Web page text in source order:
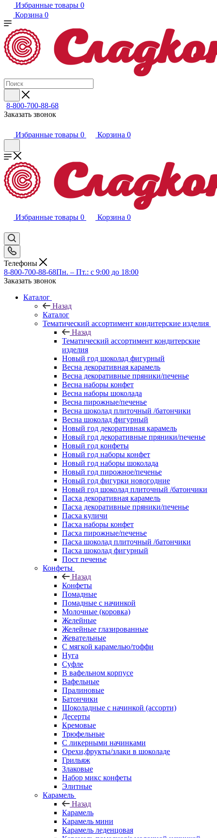
Избранные товары 0
Корзина 0
8-800-700-88-68
Заказать звонок
Избранные товары 0 Корзина 0
Избранные товары 0 Корзина 0
Телефоны
8-800-700-88-68Пн. – Пт.: с 9:00 до 18:00
Заказать звонок
Каталог
Назад
Каталог
Тематический ассортимент кондитерские изделия
Назад
Тематический ассортимент кондитерские
изделия
Новый год шоколад фигурный
Весна декоративная карамель
Весна декоративные пряники/печенье
Весна наборы конфет
Весна наборы шоколада
Весна пирожные/печенье
Весна шоколад плиточный /батончики
Весна шоколад фигурный
Новый год декоративная карамель
Новый год декоративные пряники/печенье
Новый год конфеты
Новый год наборы конфет
Новый год наборы шоколада
Новый год пирожное/печенье
Новый год фигурки новогодние
Новый год шоколад плиточный /батончики
Пасха декоративная карамель
Пасха декоративные пряники/печенье
Пасха куличи
Пасха наборы конфет
Пасха пирожные/печенье
Пасха шоколад плиточный /батончики
Пасха шоколад фигурный
Пост печенье
Конфеты
Назад
Конфеты
Помадные
Помадные с начинкой
Молочные (коровка)
Желейные
Желейные глазированные
Жевательные
С мягкой карамелью/тоффи
Нуга
Суфле
В вафельном корпусе
Вафельные
Пралиновые
Батончики
Шоколадные с начинкой (ассорти)
Десерты
Кремовые
Трюфельные
С ликерными начинками
Орехи,фрукты/злаки в шоколаде
Грильяж
Злаковые
Набор микс конфеты
Элитные
Карамель
Назад
Карамель
Карамель мини
Карамель леденцовая